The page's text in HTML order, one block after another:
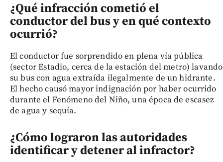
¿Qué infracción cometió el
conductor del bus y en qué contexto
ocurrió?
El conductor fue sorprendido en plena vía pública
(sector Estadio, cerca de la estación del metro) lavando
su bus con agua extraída ilegalmente de un hidrante.
El hecho causó mayor indignación por haber ocurrido
durante el Fenómeno del Niño, una época de escasez
de agua y sequía.
¿Cómo lograron las autoridades
identificar y detener al infractor?